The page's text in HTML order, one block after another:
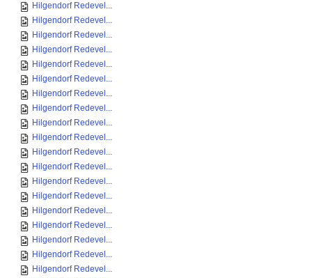
Hilgendorf Redevel...
Hilgendorf Redevel...
Hilgendorf Redevel...
Hilgendorf Redevel...
Hilgendorf Redevel...
Hilgendorf Redevel...
Hilgendorf Redevel...
Hilgendorf Redevel...
Hilgendorf Redevel...
Hilgendorf Redevel...
Hilgendorf Redevel...
Hilgendorf Redevel...
Hilgendorf Redevel...
Hilgendorf Redevel...
Hilgendorf Redevel...
Hilgendorf Redevel...
Hilgendorf Redevel...
Hilgendorf Redevel...
Hilgendorf Redevel...